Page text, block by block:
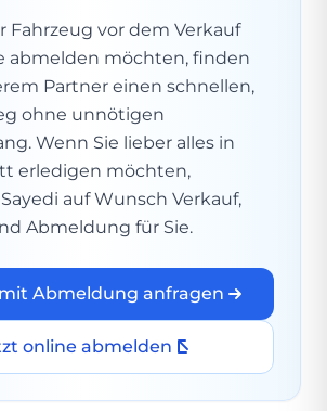
Fahrzeug vor dem Verkauf
abmelden möchten, finden
Partner einen schnellen,
ohne unnötigen
Wenn Sie lieber alles in
erledigen möchten,
auf Wunsch Verkauf,
Abmeldung für Sie.
Abmeldung anfragen
online abmelden